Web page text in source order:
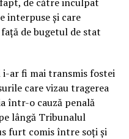
interpuse și care
de bugetul de stat
ar fi mai transmis fostei
care vizau tragerea
într-o cauză penală
lângă Tribunalul
furt comis între soți și